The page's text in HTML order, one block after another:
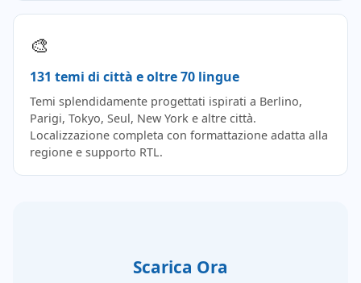
🎨
131 temi di città e oltre 70 lingue
Temi splendidamente progettati ispirati a Berlino,
Parigi, Tokyo, Seul, New York e altre città.
Localizzazione completa con formattazione adatta alla
regione e supporto RTL.
Scarica Ora